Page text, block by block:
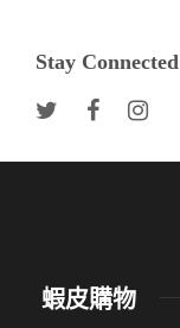
Stay Connected
蝦皮購物